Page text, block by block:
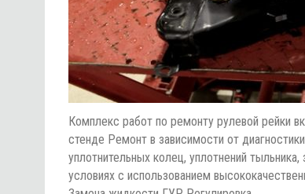
Комплекс работ по ремонту рулевой рейки
стенде Ремонт в зависимости от
уплотнительных колец, уплотнений
условиях с использованием